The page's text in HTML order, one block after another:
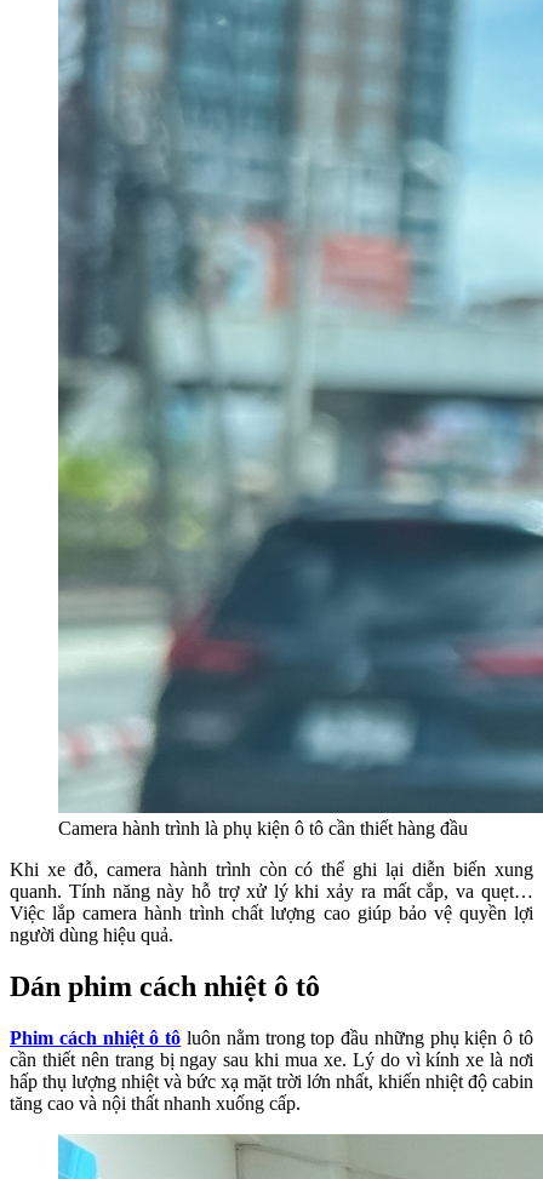
Camera hành trình là phụ kiện ô tô cần thiết hàng đầu
Khi xe đỗ, camera hành trình còn có thể ghi lại diễn biến xung
quanh. Tính năng này hỗ trợ xử lý khi xảy ra mất cắp, va quẹt…
Việc lắp camera hành trình chất lượng cao giúp bảo vệ quyền lợi
người dùng hiệu quả.
Dán phim cách nhiệt ô tô
Phim cách nhiệt ô tô luôn nằm trong top đầu những phụ kiện ô tô
cần thiết nên trang bị ngay sau khi mua xe. Lý do vì kính xe là nơi
hấp thụ lượng nhiệt và bức xạ mặt trời lớn nhất, khiến nhiệt độ cabin
tăng cao và nội thất nhanh xuống cấp.